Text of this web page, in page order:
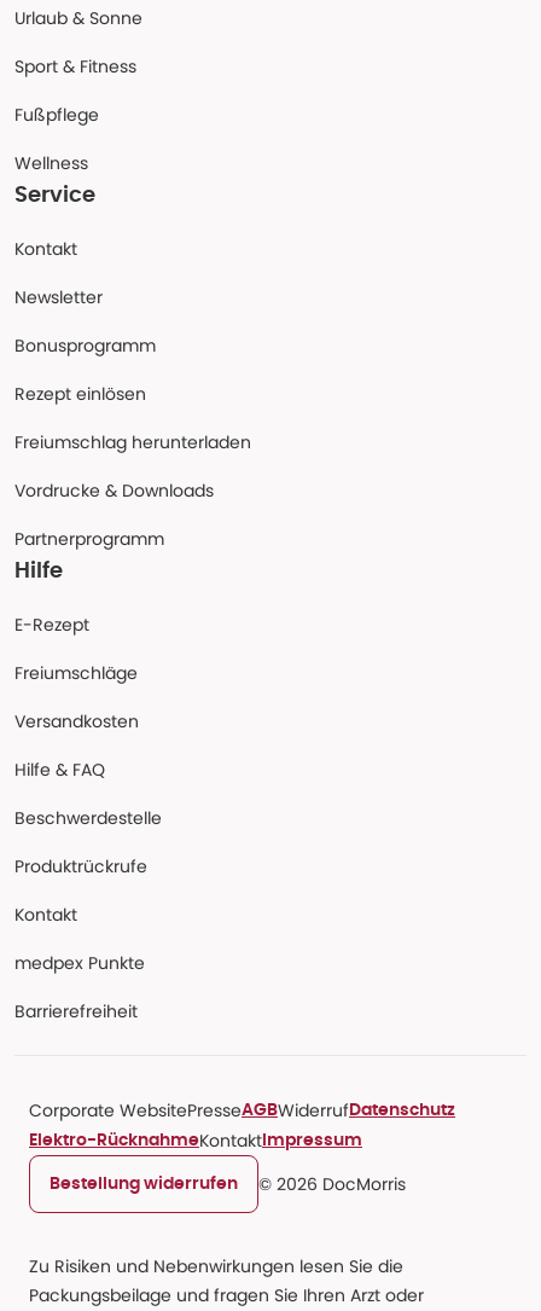
Urlaub & Sonne
Sport & Fitness
Fußpflege
Wellness
Service
Kontakt
Newsletter
Bonusprogramm
Rezept einlösen
Freiumschlag herunterladen
Vordrucke & Downloads
Partnerprogramm
Hilfe
E-Rezept
Freiumschläge
Versandkosten
Hilfe & FAQ
Beschwerdestelle
Produktrückrufe
Kontakt
medpex Punkte
Barrierefreiheit
Corporate WebsitePresseAGBWiderruf Datenschutz
Elektro-RücknahmeKontakt Impressum
Bestellung widerrufen © 2026 DocMorris
Zu Risiken und Nebenwirkungen lesen Sie die
Packungsbeilage und fragen Sie Ihren Arzt oder